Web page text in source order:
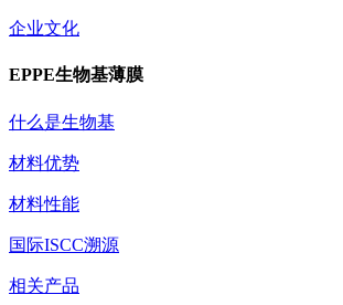
企业文化
EPPE生物基薄膜
什么是生物基
材料优势
材料性能
国际ISCC溯源
相关产品